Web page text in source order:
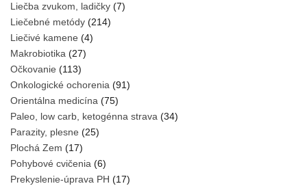
Liečba zvukom, ladičky (7)
Liečebné metódy (214)
Liečivé kamene (4)
Makrobiotika (27)
Očkovanie (113)
Onkologické ochorenia (91)
Orientálna medicína (75)
Paleo, low carb, ketogénna strava (34)
Parazity, plesne (25)
Plochá Zem (17)
Pohybové cvičenia (6)
Prekyslenie-úprava PH (17)